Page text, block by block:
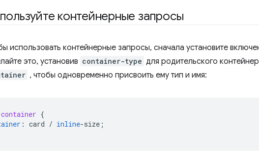
контейнерные запросы
использовать контейнерные запросы, сначала установите
это, установив container-type для родительского
, чтобы одновременно присвоить ему тип и имя:
{
: card / inline-size ;